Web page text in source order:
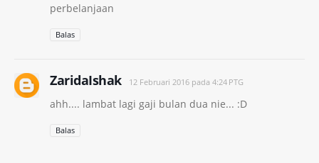
perbelanjaan
Balas
ZaridaIshak 12 Februari 2016 pada 4:24 PTG
ahh.... lambat lagi gaji bulan dua nie... :D
Balas